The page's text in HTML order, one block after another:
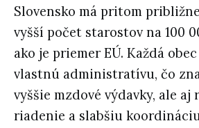
Slovensko má pritom
vyšší počet starostov na 100
ako je priemer EÚ. Každá
vlastnú administratívu, čo
vyššie mzdové výdavky, ale aj
riadenie a slabšiu